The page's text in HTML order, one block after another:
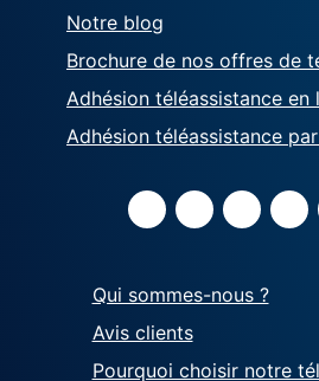
Notre blog
Brochure de nos offres de
Adhésion téléassistance en
Adhésion téléassistance
Qui sommes-nous ?
Avis clients
Pourquoi choisir notre